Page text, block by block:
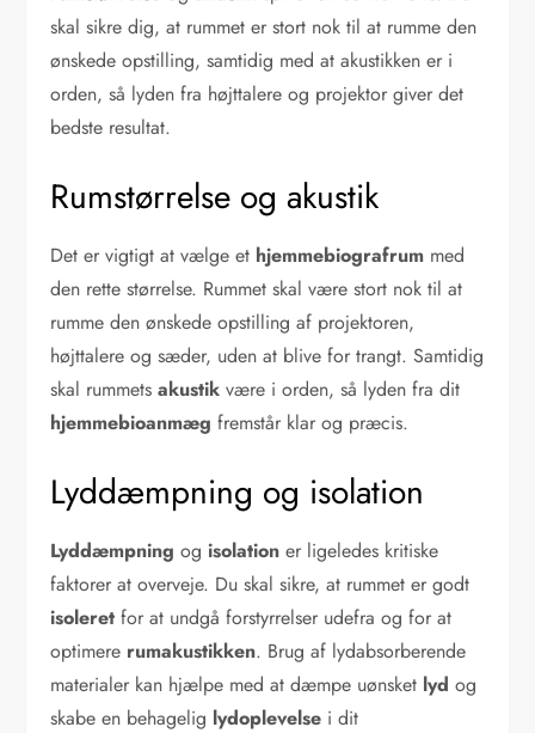
skal sikre dig, at rummet er stort nok til at rumme den
ønskede opstilling, samtidig med at akustikken er i
orden, så lyden fra højttalere og projektor giver det
bedste resultat.
Rumstørrelse og akustik
Det er vigtigt at vælge et hjemmebiografrum med
den rette størrelse. Rummet skal være stort nok til at
rumme den ønskede opstilling af projektoren,
højttalere og sæder, uden at blive for trangt. Samtidig
skal rummetsakustik være i orden, så lyden fra dit
hjemmebioanmæg fremstår klar og præcis.
Lyddæmpning og isolation
Lyddæmpning og isolation er ligeledes kritiske
faktorer at overveje. Du skal sikre, at rummet er godt
isoleret for at undgå forstyrrelser udefra og for at
optimere rumakustikken. Brug af lydabsorberende
materialer kan hjælpe med at dæmpe uønsket lyd og
skabe en behagelig lydoplevelse i dit